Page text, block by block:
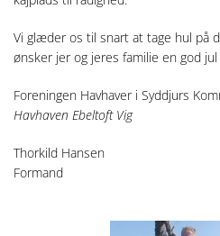
Vi glæder os til snart at tage hul på
ønsker jer og jeres familie en god
Foreningen Havhaver i Syddjurs
Havhaven Ebeltoft Vig
Thorkild Hansen
Formand